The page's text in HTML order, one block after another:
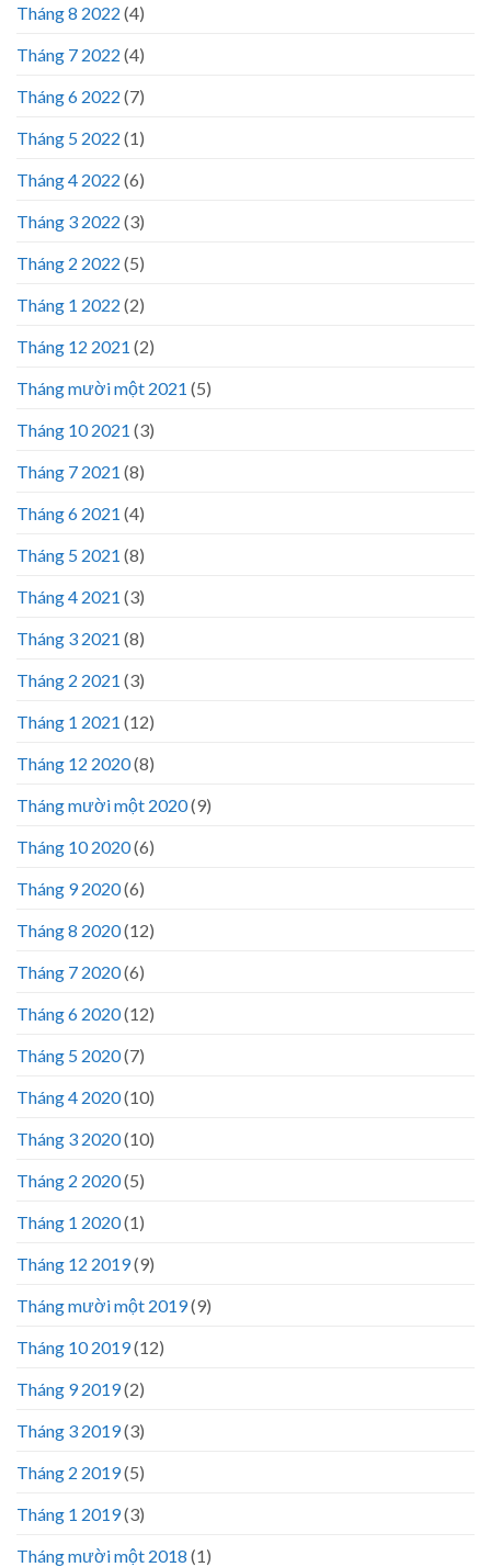
Tháng 8 2022 (4)
Tháng 7 2022 (4)
Tháng 6 2022 (7)
Tháng 5 2022 (1)
Tháng 4 2022 (6)
Tháng 3 2022 (3)
Tháng 2 2022 (5)
Tháng 1 2022 (2)
Tháng 12 2021 (2)
Tháng mười một 2021 (5)
Tháng 10 2021 (3)
Tháng 7 2021 (8)
Tháng 6 2021 (4)
Tháng 5 2021 (8)
Tháng 4 2021 (3)
Tháng 3 2021 (8)
Tháng 2 2021 (3)
Tháng 1 2021 (12)
Tháng 12 2020(8)
Tháng mười một 2020(9)
Tháng 10 2020(6)
Tháng 9 2020(6)
Tháng 8 2020(12)
Tháng 7 2020(6)
Tháng 6 2020(12)
Tháng 5 2020(7)
Tháng 4 2020(10)
Tháng 3 2020(10)
Tháng 2 2020(5)
Tháng 1 2020(1)
Tháng 12 2019(9)
Tháng mười một 2019(9)
Tháng 10 2019(12)
Tháng 9 2019(2)
Tháng 3 2019(3)
Tháng 2 2019(5)
Tháng 1 2019(3)
Tháng mười một 2018 (1)